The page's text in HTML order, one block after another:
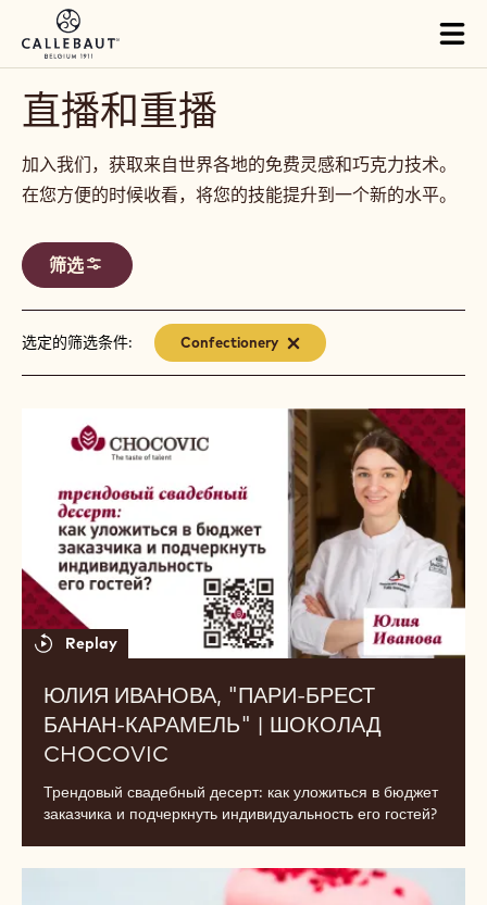
Skip to main content
Close
Switch regions if you would like to see the content for your
location.
直播和重播
加入我们，获取来自世界各地的免费灵感和巧克力技术。
在您方便的时候收看，将您的技能提升到一个新的水平。
筛选
选定的筛选条件: Confectionery
remove
filter
Results
Юлия
Иванова,
"Пари-
банан-
карамель"
|